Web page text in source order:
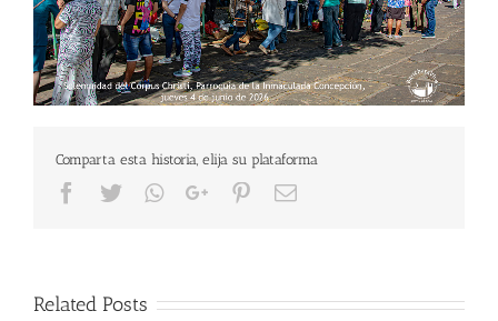
Comparta esta historia, elija su plataforma
Facebook
TwitterWhatsapp
Google+Pinterest
Email
Related Posts